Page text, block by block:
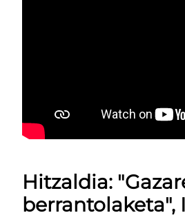
Hitzaldia: